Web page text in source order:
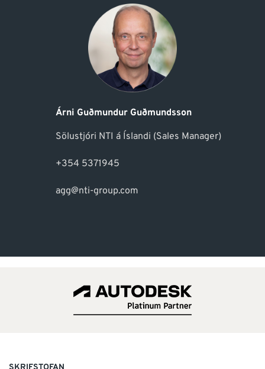
Árni Guðmundur Guðmundsson
Sölustjóri NTI á Íslandi (Sales Manager)
+354 5371945
agg@nti-group.com